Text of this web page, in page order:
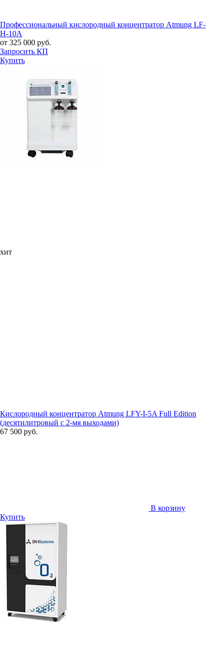
Профессиональный кислородный концентратор Atmung LF-
H-10A
от 325 000 руб.
Запросить КП
Купить
хит
Кислородный концентратор Atmung LFY-I-5A Full Edition
(десятилитровый с 2-мя выходами)
67 500 руб.
В корзину
Купить